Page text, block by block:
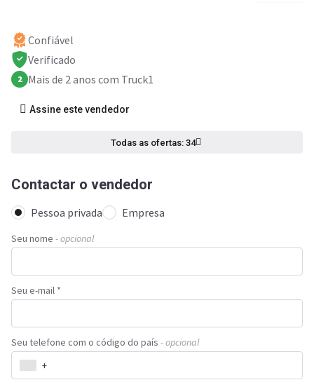
Confiável
Verificado
2 Mais de 2 anos com Truck1
Assine este vendedor
Todas as ofertas: 34
Contactar o vendedor
Pessoa privada Empresa
Seu nome - opcional
Seu e-mail *
Seu telefone com o código do país - opcional
+